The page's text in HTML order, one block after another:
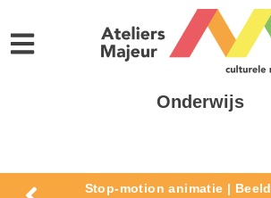
Onderwijs
Stop-motion animatie |